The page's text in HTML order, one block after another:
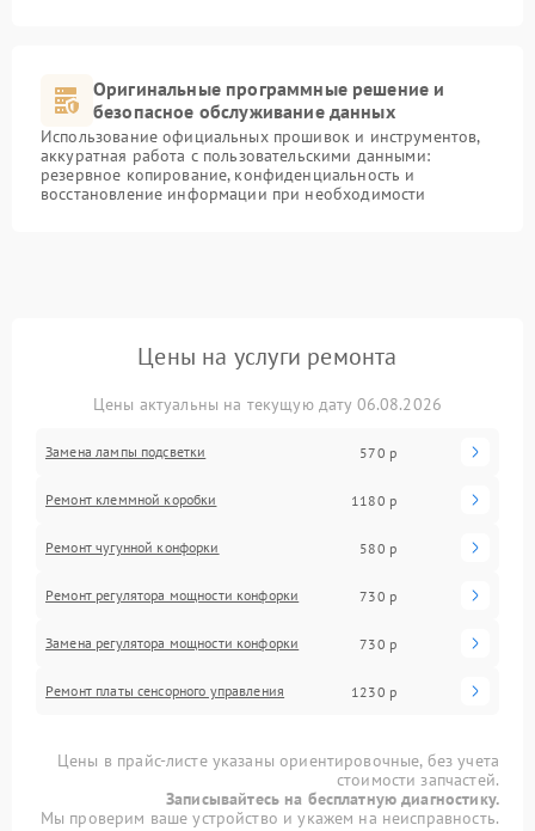
Оригинальные программные решение и
безопасное обслуживание данных
Использование официальных прошивок и инструментов,
аккуратная работа с пользовательскими данными:
резервное копирование, конфиденциальность и
восстановление информации при необходимости
Цены на услуги ремонта
Цены актуальны на текущую дату 06.08.2026
Замена лампы подсветки 570 р
Ремонт клеммной коробки 1180 р
Ремонт чугунной конфорки 580 р
Ремонт регулятора мощности конфорки 730 р
Замена регулятора мощности конфорки 730 р
Ремонт платы сенсорного управления 1230 р
Цены в прайс-листе указаны ориентировочные, без учета
стоимости запчастей.
Записывайтесь на бесплатную диагностику.
Мы проверим ваше устройство и укажем на неисправность.